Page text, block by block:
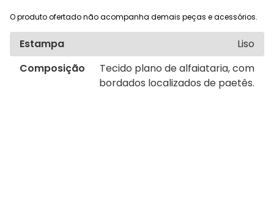
O produto ofertado não acompanha demais peças e acessórios.
Estampa
Liso
Composição
Tecido plano de alfaiataria, com
bordados localizados de paetês.